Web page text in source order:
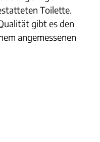
Toilette.
gibt es den
angemessenen